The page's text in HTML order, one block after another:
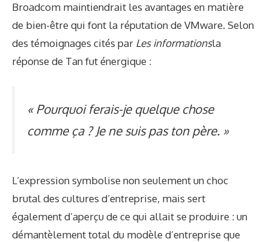
Broadcom maintiendrait les avantages en matière
de bien-être qui font la réputation de VMware. Selon
des témoignages cités par Les informationsla
réponse de Tan fut énergique :
« Pourquoi ferais-je quelque chose
comme ça ? Je ne suis pas ton père. »
L’expression symbolise non seulement un choc
brutal des cultures d’entreprise, mais sert
également d’aperçu de ce qui allait se produire : un
démantèlement total du modèle d’entreprise que